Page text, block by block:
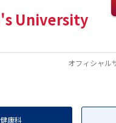
University
オフィシャル
康科